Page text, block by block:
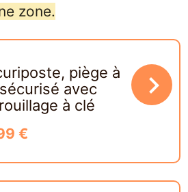
zone.
piège à
avec
à clé
€
navigate_next